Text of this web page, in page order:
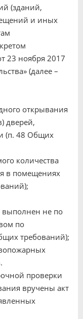
(зданий,
и иных
23 ноября 2017
(далее –
открывания
дверей,
(п. 48 Общих
количества
в помещениях
выполнен не по
по
требований);
проверки
вручены акт